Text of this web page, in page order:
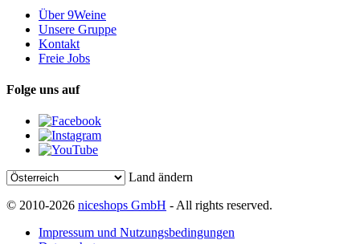
Über 9Weine
Unsere Gruppe
Kontakt
Freie Jobs
Folge uns auf
Land ändern
© 2010-2026 niceshops GmbH - All rights reserved.
Impressum und Nutzungsbedingungen